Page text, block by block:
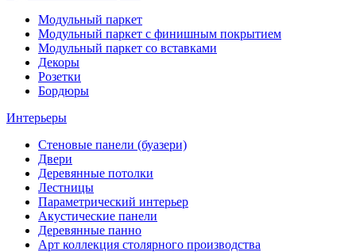
Модульный паркет
Модульный паркет с финишным покрытием
Модульный паркет со вставками
Декоры
Розетки
Бордюры
Интерьеры
Стеновые панели (буазери)
Двери
Деревянные потолки
Лестницы
Параметрический интерьер
Акустические панели
Деревянные панно
Арт коллекция столярного производства